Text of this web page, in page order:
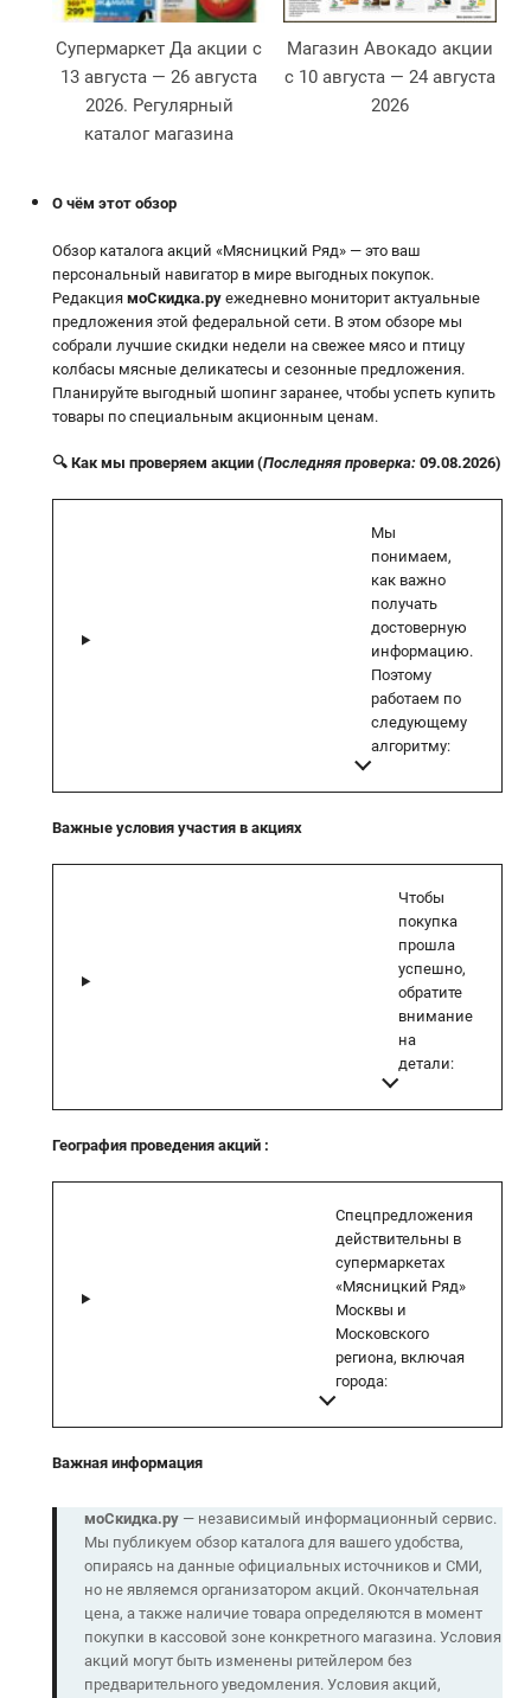
Супермаркет Да акции с
13 августа — 26 августа
2026. Регулярный
каталог магазина
Магазин Авокадо акции
с 10 августа — 24 августа
2026
О чём этот обзор
Обзор каталога акций «Мясницкий Ряд» — это ваш
персональный навигатор в мире выгодных покупок.
Редакция моСкидка.ру ежедневно мониторит актуальные
предложения этой федеральной сети. В этом обзоре мы
собрали лучшие скидки недели на свежее мясо и птицу
колбасы мясные деликатесы и сезонные предложения.
Планируйте выгодный шопинг заранее, чтобы успеть купить
товары по специальным акционным ценам.
🔍 Как мы проверяем акции (Последняя проверка: 09.08.2026)
Мы
понимаем,
как важно
получать
достоверную
информацию.
Поэтому
работаем по
следующему
алгоритму:
Важные условия участия в акциях
Чтобы
покупка
прошла
успешно,
обратите
внимание
на
детали:
География проведения акций :
Спецпредложения
действительны в
супермаркетах
«Мясницкий Ряд»
Москвы и
Московского
региона, включая
города:
Важная информация
моСкидка.ру— независимый информационный сервис.
Мы публикуем обзор каталога для вашего удобства,
опираясь на данные официальных источников и СМИ,
но не являемся организатором акций. Окончательная
цена, а также наличие товара определяются в момент
покупки в кассовой зоне конкретного магазина. Условия
акций могут быть изменены ритейлером без
предварительного уведомления. Условия акций,